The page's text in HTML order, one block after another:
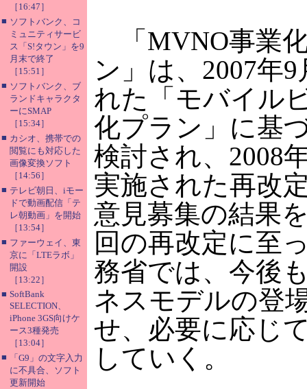
［16:47］
■ ソフトバンク、コ
ミュニティサービ
ス「S!タウン」を9
月末で終了
［15:51］
■ ソフトバンク、ブ
ランドキャラクタ
ーにSMAP
［15:34］
■ カシオ、携帯での
閲覧にも対応した
画像変換ソフト
［14:56］
■ テレビ朝日、iモー
ドで動画配信「テ
レ朝動画」を開始
［13:54］
■ ファーウェイ、東
京に「LTEラボ」
開設
［13:22］
■ SoftBank
SELECTION、
iPhone 3GS向けケ
ース3種発売
［13:04］
■
「G9」の文字入力
に不具合、ソフト
更新開始
「MVNO事業
ン」は、2007年
れた「モバイル
化プラン」に基
検討され、2008
実施された再改
意見募集の結果
回の再改定に至
務省では、今後
ネスモデルの登
せ、必要に応じ
していく。